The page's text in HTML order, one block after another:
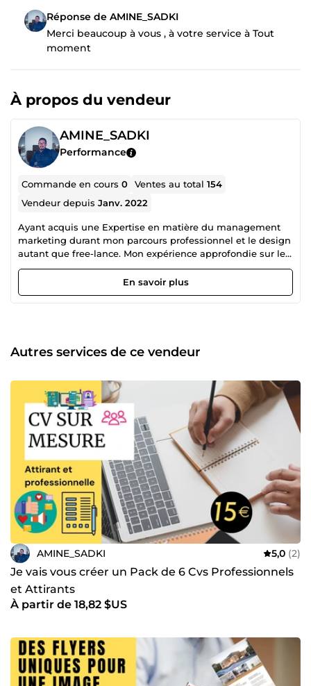
Réponse de AMINE_SADKI
Merci beaucoup à vous , à votre service à Tout
moment
À propos du vendeur
AMINE_SADKI
Performance
Commande en cours0 Ventes au total154
Vendeur depuisJanv. 2022
Ayant acquis une Expertise en matière du management
marketing durant mon parcours professionnel et le design
autant que free-lance. Mon expérience approfondie sur les
sujets m’inspire et me permet de partager et
accompagner les personnes durant leurs parcours (
professionnel, personnel, divers sujets ... ) Que vous soyez :
objectifs en attirant vos clients cible. Sans oublier L’auto-
discipline et la mise en œuvre des outils puissant tel que :
Artificielle (outils et méthodes) Et bien d’autres solutions...
qui peuvent transformer complètement votre parcours ,
mais aussi votre vision afin de vous rendre invincible !
En savoir plus
Autres services de ce vendeur
AMINE_SADKI 5,0 (2)
Je vais vous créer un Pack de 6 Cvs Professionnels
et Attirants
À partir de 18,82 $US